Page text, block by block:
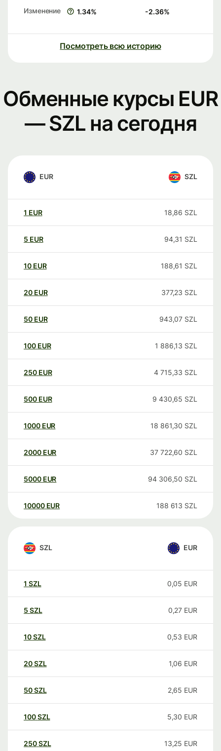
Изменение 1.34% -2.36%
Посмотреть всю историю
Обменные курсы EUR
— SZL на сегодня
EUR SZL
1 EUR 18,86 SZL
5 EUR 94,31 SZL
10 EUR 188,61 SZL
20 EUR 377,23 SZL
50 EUR 943,07 SZL
100 EUR 1 886,13 SZL
250 EUR 4 715,33 SZL
500 EUR 9 430,65 SZL
1000 EUR 18 861,30 SZL
2000 EUR 37 722,60 SZL
5000 EUR 94 306,50 SZL
10000 EUR 188 613 SZL
SZL EUR
1 SZL 0,05 EUR
5 SZL 0,27 EUR
10SZL 0,53 EUR
20SZL 1,06 EUR
50SZL 2,65 EUR
100SZL 5,30 EUR
250SZL 13,25 EUR